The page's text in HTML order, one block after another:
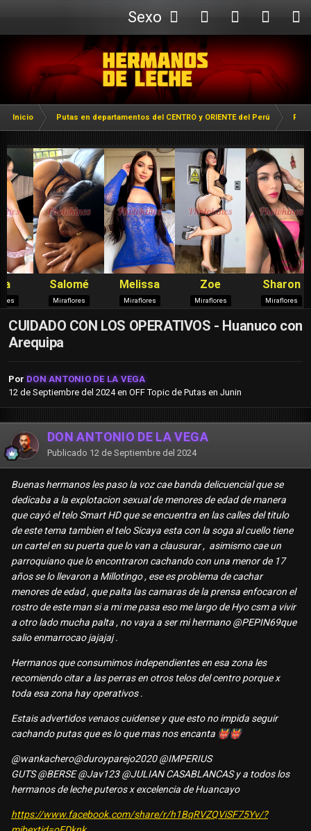
Sexo
Webcam
Inicio Putas en departamentos del CENTRO y ORIENTE del Perú
CUIDADO CON LOS OPERATIVOS - Huanuco con
Arequipa
Por DON ANTONIO DE LA VEGA
12 de Septiembre del 2024en OFF Topic de Putas en Junin
DON ANTONIO DE LA VEGA
Publicado 12 de Septiembre del 2024
Buenas hermanos les paso la voz cae banda delicuencial que se
dedicaba a la explotacion sexual de menores de edad de manera
que cayó el telo Smart HD que se encuentra en las calles del titulo
de este tema tambien el telo Sicaya esta con la soga al cuello tiene
un cartel en su puerta que lo van a clausurar , asimismo cae un
parroquiano que lo encontraron cachando con una menor de 17
años se lo llevaron a Millotingo , ese es problema de cachar
menores de edad , que palta las camaras de la prensa enfocaron el
rostro de este man si a mi me pasa eso me largo de Hyo csm a vivir
a otro lado mucha palta , no vaya a ser mi hermano@PEPIN69que
salio enmarrocao jajajaj .
Hermanos que consumimos independientes en esa zona les
recomiendo citar a las perras en otros telos del centro porque x
toda esa zona hay operativos .
Estais advertidos venaos cuidense y que esto no impida seguir
cachando putas que es lo que mas nos encanta 👹👹
@wankachero@duroyparejo2020 @IMPERIUS
GUTS @BERSE @Jav123 @JULIAN CASABLANCASy a todos los
hermanos de leche puteros x excelencia de Huancayo
https://www.facebook.com/share/r/h1BqRVZQViSF75Yv/?